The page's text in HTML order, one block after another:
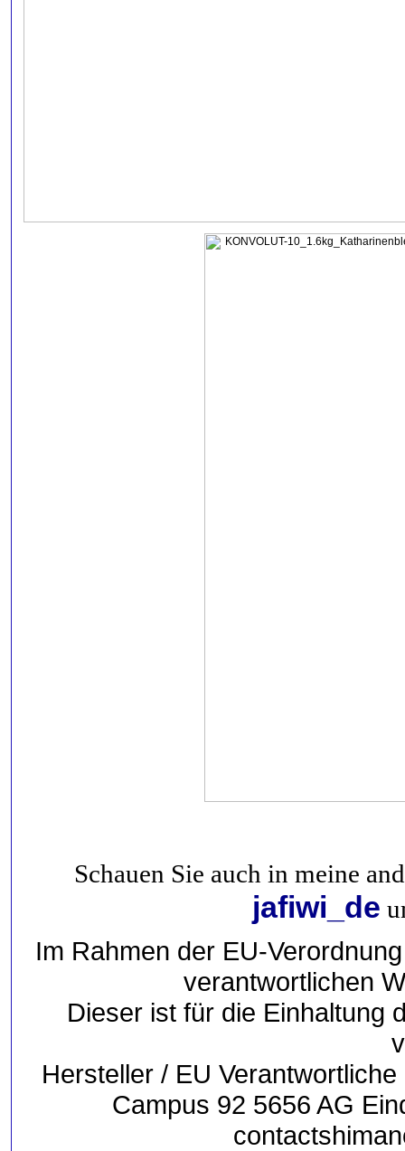
Schauen Sie auch in meine
jafiwi_de
Im Rahmen der EU-
verantwortlichen
Dieser ist für die Einhaltung
Hersteller / EU
Campus 92 5656 AG